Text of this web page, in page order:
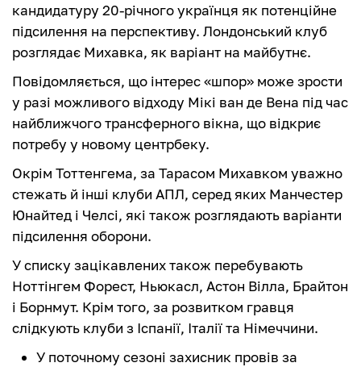
кандидатуру 20-річного українця як потенційне
підсилення на перспективу. Лондонський клуб
розглядає Михавка, як варіант на майбутнє.
Повідомляється, що інтерес «шпор» може зрости
у разі можливого відходу Мікі ван де Вена під час
найближчого трансферного вікна, що відкриє
потребу у новому центрбеку.
Окрім Тоттенгема, за Тарасом Михавком уважно
стежать й інші клуби АПЛ, серед яких Манчестер
Юнайтед і Челсі, які також розглядають варіанти
підсилення оборони.
У списку зацікавлених також перебувають
Ноттінгем Форест, Ньюкасл, Астон Вілла, Брайтон
і Борнмут. Крім того, за розвитком гравця
слідкують клуби з Іспанії, Італії та Німеччини.
У поточному сезоні захисник провів за